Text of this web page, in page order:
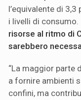
l’equivalente di
i livelli di consumo.
risorse al ritmo di
sarebbero
“La maggior parte
a fornire ambienti
confini, ma